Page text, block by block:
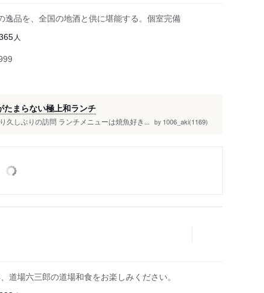
品を、全国の地酒と供に堪能する。個室完備
人
たまらない極上和ランチ
久しぶりの訪問 ランチメニューは焼魚好き... by 1006_aki(1169)
道場六三郎の道場和食をお楽しみください。